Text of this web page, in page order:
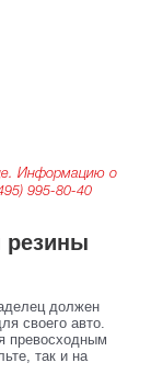
Информацию о
995-80-40
резины
должен
своего авто.
превосходным
так и на